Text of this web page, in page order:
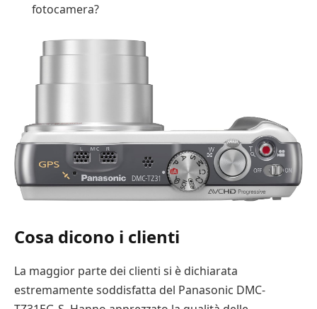
fotocamera?
Cosa dicono i clienti
La maggior parte dei clienti si è dichiarata
estremamente soddisfatta del Panasonic DMC-